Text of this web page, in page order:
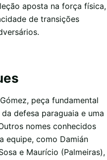
aposta na força física,
de transições
peça fundamental
defesa paraguaia e uma
nomes conhecidos
equipe, como Damián
e Maurício (Palmeiras),